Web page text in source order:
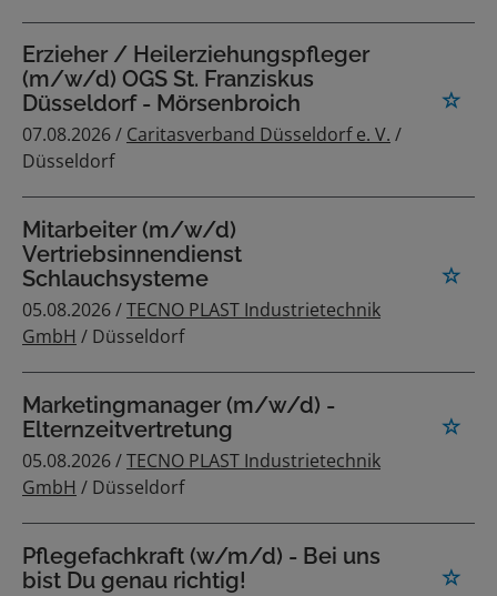
Erzieher / Heilerziehungspfleger
(m/w/d) OGS St. Franziskus
Düsseldorf - Mörsenbroich
07.08.2026 / Caritasverband Düsseldorf e. V. /
Düsseldorf
Mitarbeiter (m/w/d)
Vertriebsinnendienst
Schlauchsysteme
05.08.2026 /TECNO PLAST Industrietechnik
GmbH / Düsseldorf
Marketingmanager (m/w/d) -
Elternzeitvertretung
05.08.2026 /TECNO PLAST Industrietechnik
GmbH / Düsseldorf
Pflegefachkraft (w/m/d) - Bei uns
bist Du genau richtig!